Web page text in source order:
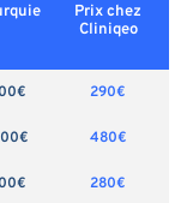
Prix chez
Cliniqeo
290€
480€
280€